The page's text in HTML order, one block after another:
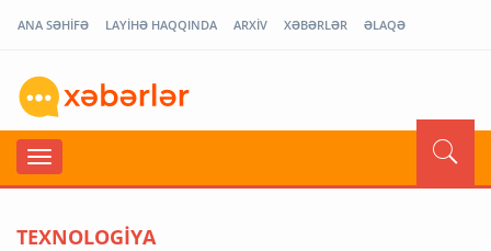
ANA SƏHİFƏ LAYİHƏ HAQQINDA ARXİV XƏBƏRLƏR ƏLAQƏ
TEXNOLOGİYA